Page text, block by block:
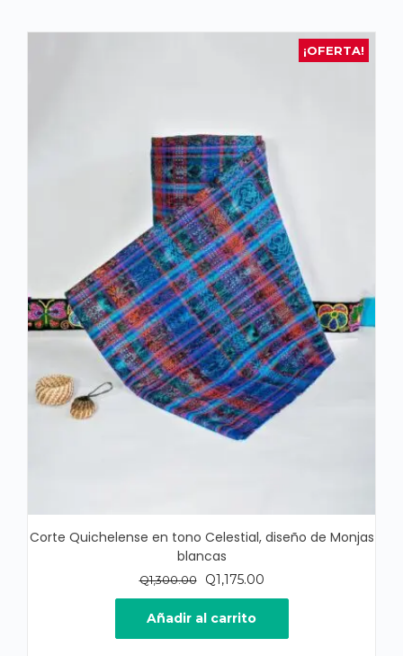
¡OFERTA!
Corte Quichelense en tono Celestial, diseño de Monjas
blancas
Q1,300.00
El
precio
original
era:
Q1,175.00El
precio
es:
Añadir al carrito